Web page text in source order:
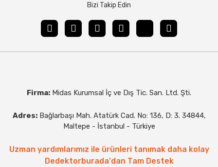
Bizi Takip Edin
Firma: Midas Kurumsal İç ve Dış Tic. San. Ltd. Şti.
Adres: Bağlarbaşı Mah. Atatürk Cad. No: 136, D: 3. 34844,
Maltepe - İstanbul - Türkiye
Uzman yardımlarımız ile ürünleri tanımak daha kolay
Dedektorburada'dan Tam Destek